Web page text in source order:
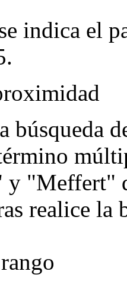
indica el
búsqueda
"Meffert"
realice la